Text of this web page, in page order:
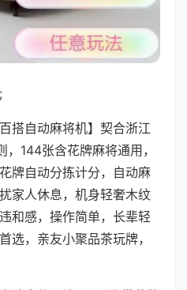
搭自动麻将机】契合浙江
144张含花牌麻将通用，
牌自动分拣计分，自动麻
家人休息，机身轻奢木纹
和感，操作简单，长辈轻
选，亲友小聚品茶玩牌，